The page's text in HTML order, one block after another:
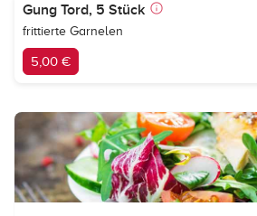
Gung Tord, 5 Stück
frittierte Garnelen
5,00 €